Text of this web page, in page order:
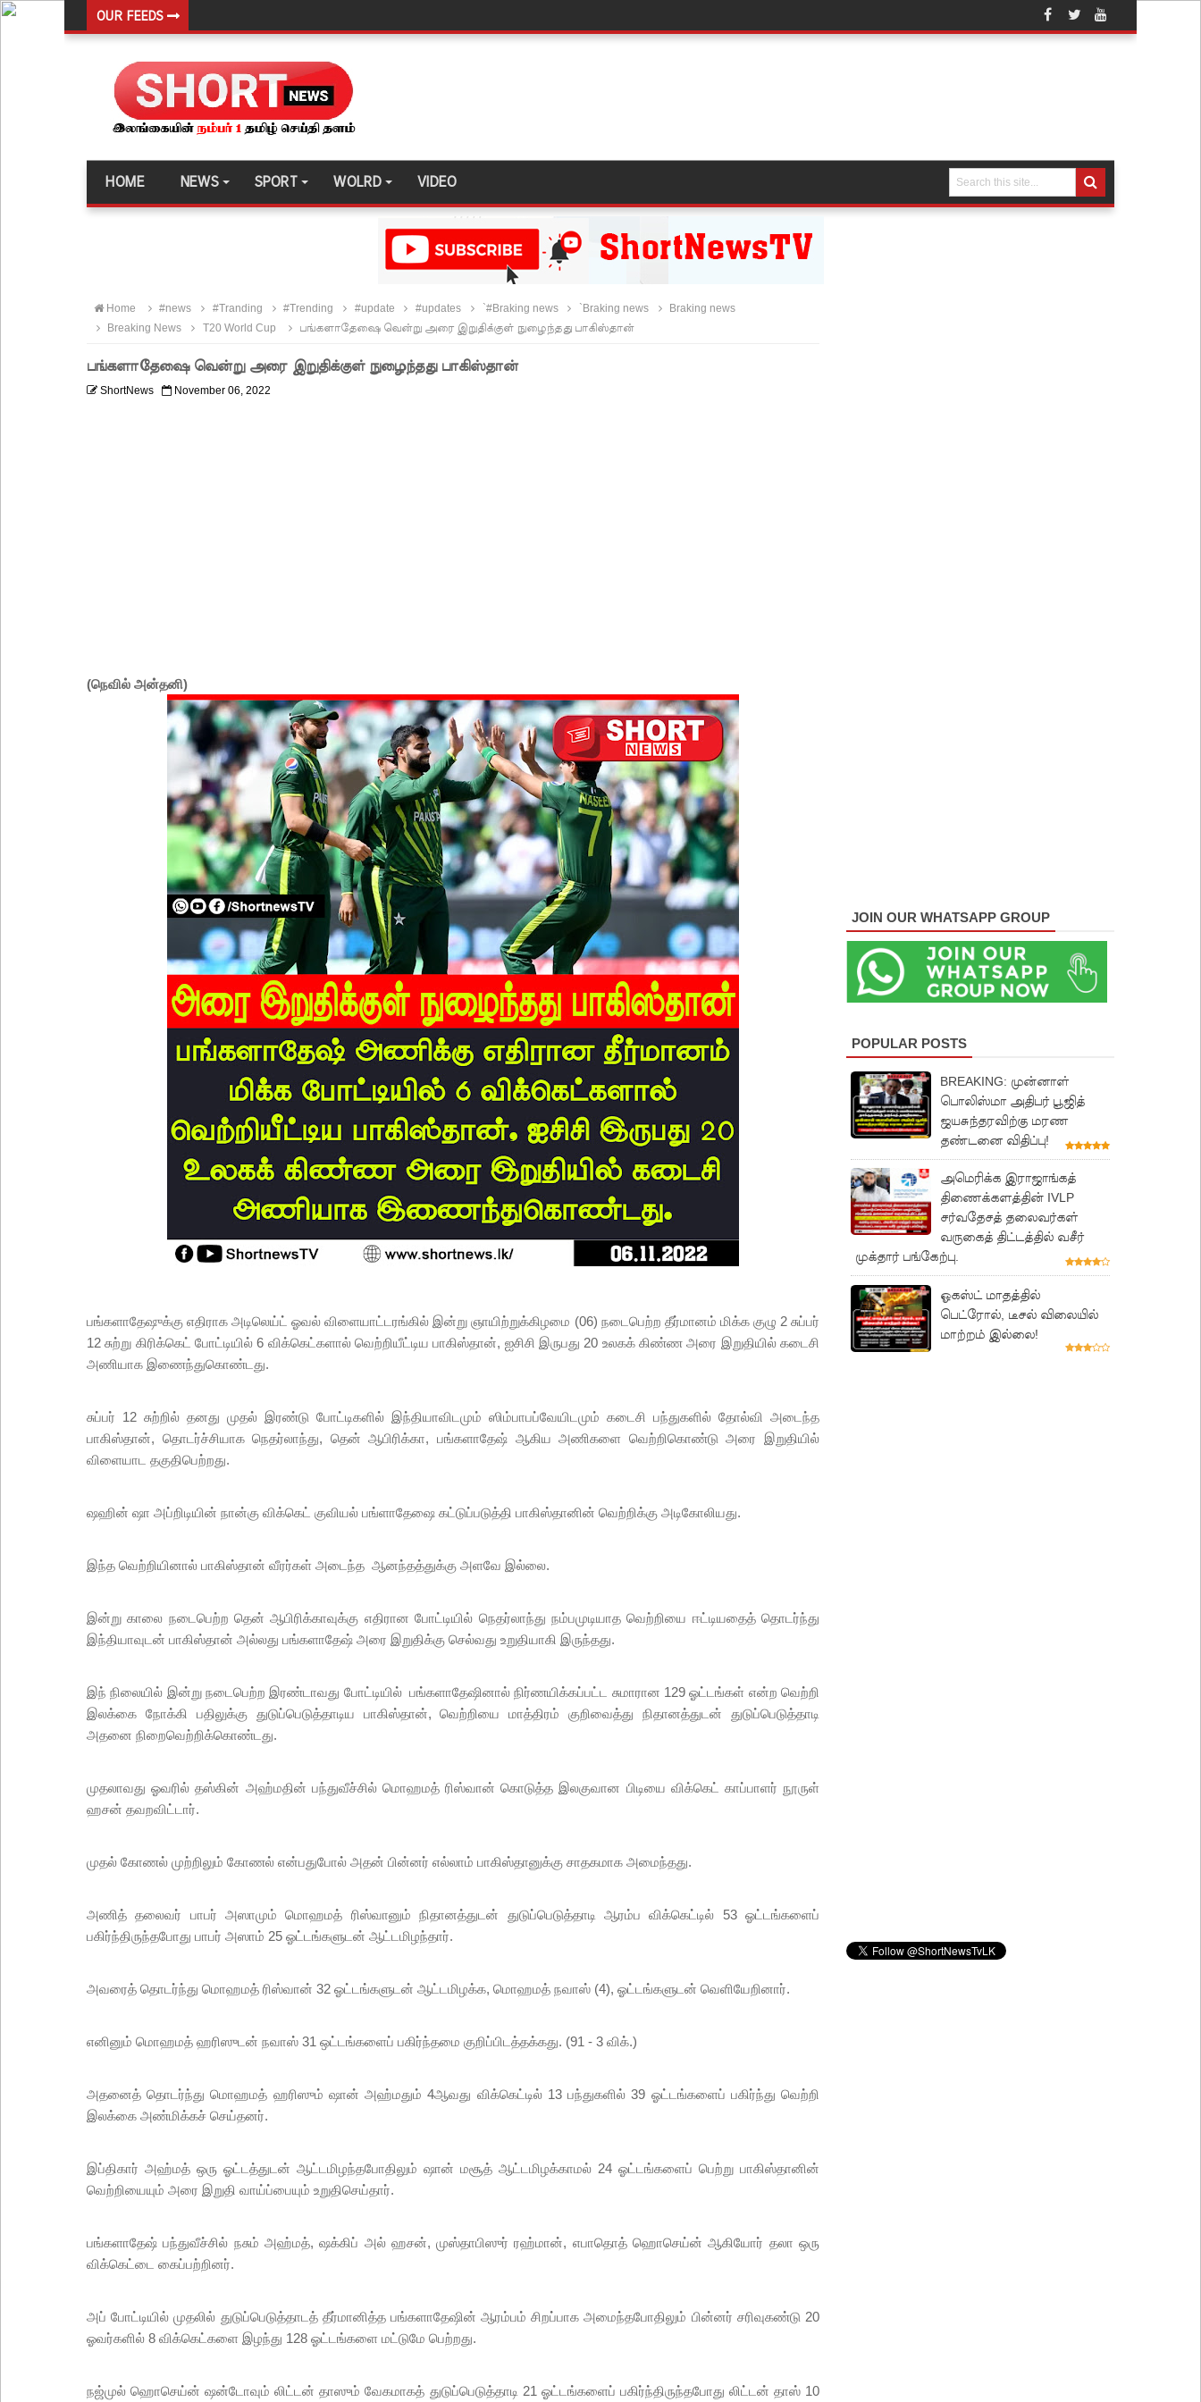
OUR FEEDS
ஓகஸ்ட் மாதத்திற்கான லிட்ரோ எரிவாயு விலையில் மாற்றமில்லை!
பயிற்சி ஓட்டுநர் ( L பலகை) வாகனங்கள் அதிவேக நெடுஞ்சாலையில் செல்ல தடை!
சாகிப் அல் ஹசனின் வீட்டின் மீது பெற்றோல் குண்டு வீச்சு!
பல்கலைக்கழகப் பதிவு ஆரம்பம்
ஈட்டி எறிதலுக்கான உலக தரவரிசையில் ரூமேஷ் தரங்க முதலிடத்தில்!
HOME NEWS SPORT WOLRD VIDEO
Home #news #Tranding #Trending #update #updates `#Braking news `Braking news
Braking news
Breaking News
T20 World Cup பங்களாதேஷை வென்று அரை இறுதிக்குள் நுழைந்தது பாகிஸ்தான்
பங்களாதேஷை வென்று அரை இறுதிக்குள் நுழைந்தது பாகிஸ்தான்
ShortNews November 06, 2022
(நெவில் அன்தனி)
பங்களாதேஷுக்கு எதிராக அடிலெய்ட் ஓவல் விளையாட்டரங்கில் இன்று ஞாயிற்றுக்கிழமை (06) நடைபெற்ற தீர்மானம் மிக்க குழு 2 சுப்பர்
12 சுற்று கிரிக்கெட் போட்டியில் 6 விக்கெட்களால் வெற்றியீட்டிய பாகிஸ்தான், ஐசிசி இருபது 20 உலகக் கிண்ண அரை இறுதியில் கடைசி
அணியாக இணைந்துகொண்டது.
சுப்பர் 12 சுற்றில் தனது முதல் இரண்டு போட்டிகளில் இந்தியாவிடமும் ஸிம்பாபப்வேயிடமும் கடைசி பந்துகளில் தோல்வி அடைந்த
பாகிஸ்தான், தொடர்ச்சியாக நெதர்லாந்து, தென் ஆபிரிக்கா, பங்களாதேஷ் ஆகிய அணிகளை வெற்றிகொண்டு அரை இறுதியில்
விளையாட தகுதிபெற்றது.
ஷஹின் ஷா அப்றிடியின் நான்கு விக்கெட் குவியல் பங்ளாதேஷை கட்டுப்படுத்தி பாகிஸ்தானின் வெற்றிக்கு அடிகோலியது.
இந்த வெற்றியினால் பாகிஸ்தான் வீரர்கள் அடைந்த ஆனந்தத்துக்கு அளவே இல்லை.
இன்று காலை நடைபெற்ற தென் ஆபிரிக்காவுக்கு எதிரான போட்டியில் நெதர்லாந்து நம்பமுடியாத வெற்றியை ஈட்டியதைத் தொடர்ந்து
இந்தியாவுடன் பாகிஸ்தான் அல்லது பங்களாதேஷ் அரை இறுதிக்கு செல்வது உறுதியாகி இருந்தது.
இந் நிலையில் இன்று நடைபெற்ற இரண்டாவது போட்டியில் பங்களாதேஷினால் நிர்ணயிக்கப்பட்ட சுமாரான 129 ஓட்டங்கள் என்ற வெற்றி
இலக்கை நோக்கி பதிலுக்கு துடுப்பெடுத்தாடிய பாகிஸ்தான், வெற்றியை மாத்திரம் குறிவைத்து நிதானத்துடன் துடுப்பெடுத்தாடி
அதனை நிறைவெற்றிக்கொண்டது.
முதலாவது ஓவரில் தஸ்கின் அஹ்மதின் பந்துவீச்சில் மொஹமத் ரிஸ்வான் கொடுத்த இலகுவான பிடியை விக்கெட் காப்பாளர் நூருள்
ஹசன் தவறவிட்டார்.
முதல் கோணல் முற்றிலும் கோணல் என்பதுபோல் அதன் பின்னர் எல்லாம் பாகிஸ்தானுக்கு சாதகமாக அமைந்தது.
அணித் தலைவர் பாபர் அஸாமும் மொஹமத் ரிஸ்வானும் நிதானத்துடன் துடுப்பெடுத்தாடி ஆரம்ப விக்கெட்டில் 53 ஓட்டங்களைப்
பகிர்ந்திருந்தபோது பாபர் அஸாம் 25 ஓட்டங்களுடன் ஆட்டமிழந்தார்.
அவரைத் தொடர்ந்து மொஹமத் ரிஸ்வான் 32 ஓட்டங்களுடன் ஆட்டமிழக்க, மொஹமத் நவாஸ் (4), ஓட்டங்களுடன் வெளியேறினார்.
எனினும் மொஹமத் ஹரிஸுடன் நவாஸ் 31 ஒட்டங்களைப் பகிர்ந்தமை குறிப்பிடத்தக்கது. (91 - 3 விக்.)
அதனைத் தொடர்ந்து மொஹமத் ஹரிஸும் ஷான் அஹ்மதும் 4ஆவது விக்கெட்டில் 13 பந்துகளில் 39 ஓட்டங்களைப் பகிர்ந்து வெற்றி
இலக்கை அண்மிக்கச் செய்தனர்.
இப்திகார் அஹ்மத் ஒரு ஓட்டத்துடன் ஆட்டமிழந்தபோதிலும் ஷான் மசூத் ஆட்டமிழக்காமல் 24 ஓட்டங்களைப் பெற்று பாகிஸ்தானின்
வெற்றியையும் அரை இறுதி வாய்ப்பையும் உறுதிசெய்தார்.
பங்களாதேஷ் பந்துவீச்சில் நசும் அஹ்மத், ஷக்கிப் அல் ஹசன், முஸ்தாபிஸுர் ரஹ்மான், எபாதொத் ஹொசெய்ன் ஆகியோர் தலா ஒரு
விக்கெட்டை கைப்பற்றினர்.
அப் போட்டியில் முதலில் துடுப்பெடுத்தாடத் தீர்மானித்த பங்களாதேஷின் ஆரம்பம் சிறப்பாக அமைந்தபோதிலும் பின்னர் சரிவுகண்டு 20
ஓவர்களில் 8 விக்கெட்களை இழந்து 128 ஓட்டங்களை மட்டுமே பெற்றது.
நஜ்முல் ஹொசெய்ன் ஷன்டோவும் லிட்டன் தாஸும் வேகமாகத் துடுப்பெடுத்தாடி 21 ஓட்டங்களைப் பகிர்ந்திருந்தபோது லிட்டன் தாஸ் 10
JOIN OUR WHATSAPP GROUP
POPULAR POSTS
BREAKING: முன்னாள்
பொலிஸ்மா அதிபர் பூஜித்
ஜயசுந்தரவிற்கு மரண
தண்டனை விதிப்பு!
அமெரிக்க இராஜாங்கத்
திணைக்களத்தின் IVLP
சர்வதேசத் தலைவர்கள்
வருகைத் திட்டத்தில் வசீர்
முக்தார் பங்கேற்பு.
ஓகஸ்ட் மாதத்தில்
பெட்ரோல், டீசல் விலையில்
மாற்றம் இல்லை!